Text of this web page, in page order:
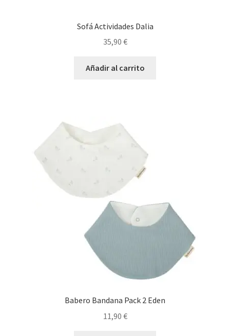
Sofá Actividades Dalia
35,90 €
Añadir al carrito
Babero Bandana Pack 2 Eden
11,90 €